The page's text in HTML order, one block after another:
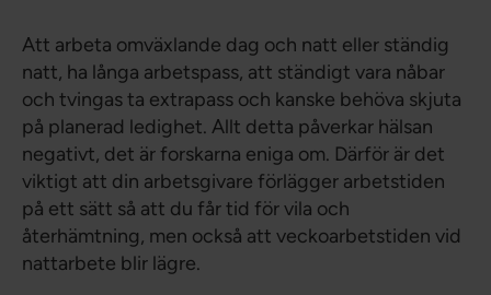
Att arbeta omväxlande dag och natt eller ständig
natt, ha långa arbetspass, att ständigt vara nåbar
och tvingas ta extrapass och kanske behöva skjuta
på planerad ledighet. Allt detta påverkar hälsan
negativt, det är forskarna eniga om. Därför är det
viktigt att din arbetsgivare förlägger arbetstiden
på ett sätt så att du får tid för vila och
återhämtning, men också att veckoarbetstiden vid
nattarbete blir lägre.